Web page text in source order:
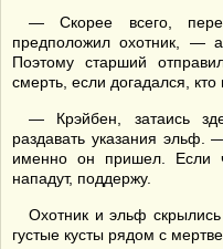
— Скорее всего,
предположил охотник, —
Поэтому старший
смерть, если догадался,
— Крэйбен, затаись
раздавать указания эльф.
именно он пришел. Если
нападут, поддержу.
Охотник и эльф
густые кусты рядом с